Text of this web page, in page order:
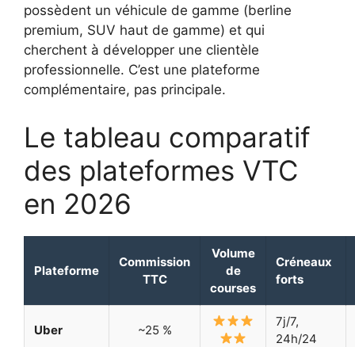
possèdent un véhicule de gamme (berline
premium, SUV haut de gamme) et qui
cherchent à développer une clientèle
professionnelle. C’est une plateforme
complémentaire, pas principale.
Le tableau comparatif
des plateformes VTC
en 2026
Plateforme
Commission
TTC
Volume
de
courses
Créneaux
forts
Uber ~25 %
7j/7,
24h/24